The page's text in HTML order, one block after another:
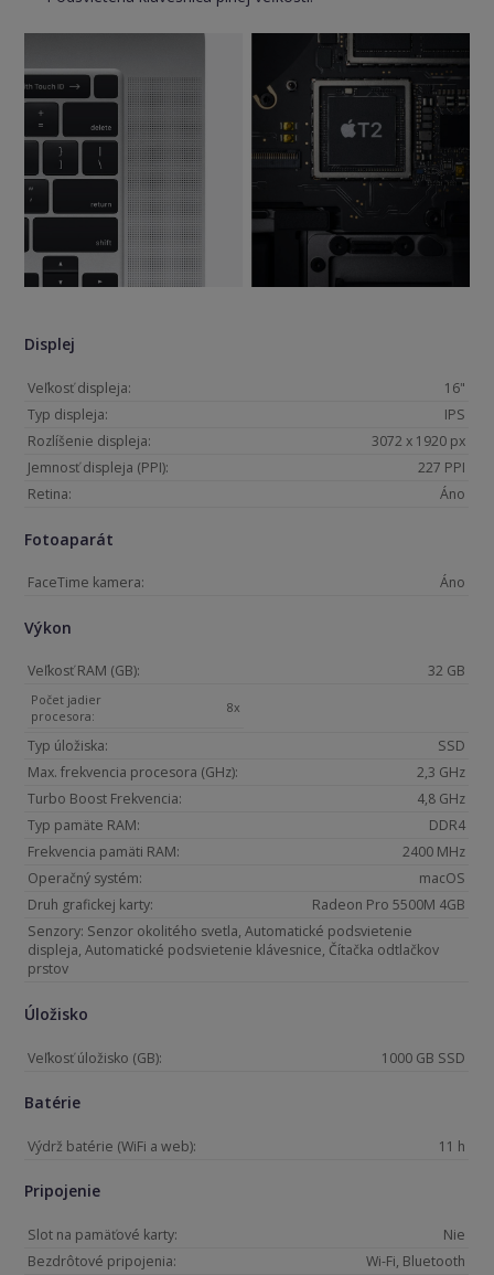
Displej
Veľkosť displeja:
16"
Typ displeja:
IPS
Rozlíšenie displeja:
3072 x 1920 px
Jemnosť displeja (PPI):
227 PPI
Retina:
Áno
Fotoaparát
FaceTime kamera: Áno
Výkon
Veľkosť RAM (GB): 32 GB
Počet jadier
procesora:
8x
Typ úložiska:
SSD
Max. frekvencia procesora (GHz):
2,3 GHz
Turbo Boost Frekvencia:
4,8 GHz
Typ pamäte RAM:
DDR4
Frekvencia pamäti RAM:
2400 MHz
Operačný systém:
macOS
Druh grafickej karty:
Radeon Pro 5500M 4GB
Senzory: Senzor okolitého svetla, Automatické podsvietenie
displeja, Automatické podsvietenie klávesnice, Čítačka odtlačkov
prstov
Úložisko
Veľkosť úložisko (GB): 1000 GB SSD
Batérie
Výdrž batérie (WiFi a web): 11 h
Pripojenie
Slot na pamäťové karty:
Nie
Bezdrôtové pripojenia:
Wi-Fi, Bluetooth